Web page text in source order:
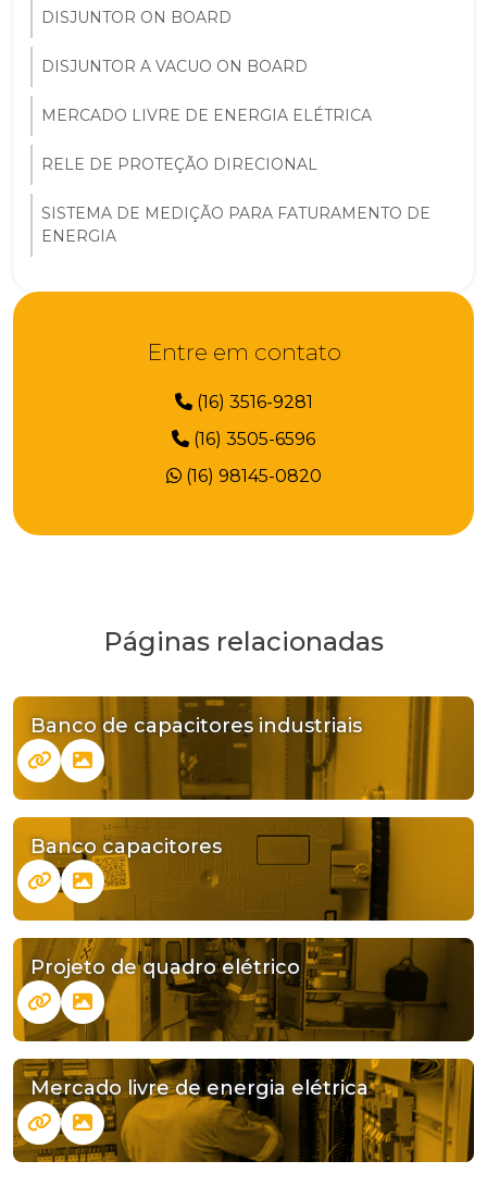
DISJUNTOR ON BOARD
DISJUNTOR A VACUO ON BOARD
MERCADO LIVRE DE ENERGIA ELÉTRICA
RELE DE PROTEÇÃO DIRECIONAL
SISTEMA DE MEDIÇÃO PARA FATURAMENTO DE
ENERGIA
Entre em contato
(16) 3516-9281
(16) 3505-6596
(16) 98145-0820
Páginas relacionadas
Banco de capacitores industriais
Banco capacitores
Projeto de quadro elétrico
Mercado livre de energia elétrica